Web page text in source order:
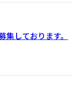
しております。